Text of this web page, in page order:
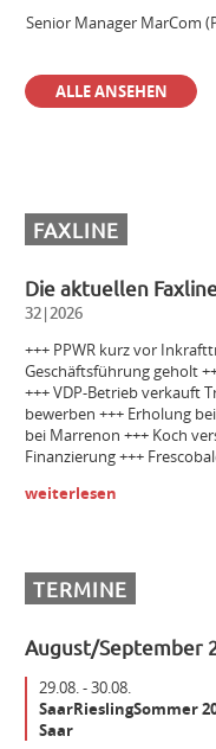
Senior Manager MarCom
Sales Manager & Brand
Einkäuferin/Einkäufer
Bezirksleiter /
Winzer m/w/d
Mitarbeiter (m/w/d)
Senior Brand Builder (m/
Maschinist Weinbau/
ALLE ANSEHEN
FAXLINE
Die aktuellen
32|2026
+++ PPWR kurz vor
Geschäftsführung geholt
+++ VDP-Betrieb verkauft
bewerben +++ Erholung
bei Marrenon +++ Koch
Finanzierung +++
weiterlesen
TERMINE
August/September
29.08. - 30.08.
SaarRieslingSommer
Saar